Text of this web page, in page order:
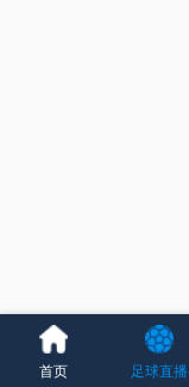
首页 足球直播